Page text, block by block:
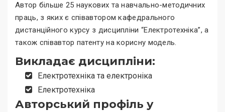
Автор більше 25 наукових та навчально-методичних
праць, з яких є співавтором кафедрального
дистанційного курсу з дисципліни “Електротехніка”, а
також співавтор патенту на корисну модель.
Викладає дисципліни:
Електротехніка та електроніка
Електротехніка
Авторський профіль у